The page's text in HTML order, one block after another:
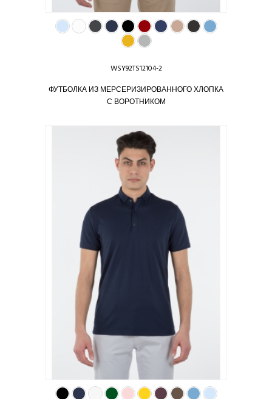
WSY92TS12104-2
ФУТБОЛКА ИЗ МЕРСЕРИЗИРОВАННОГО ХЛОПКА
С ВОРОТНИКОМ